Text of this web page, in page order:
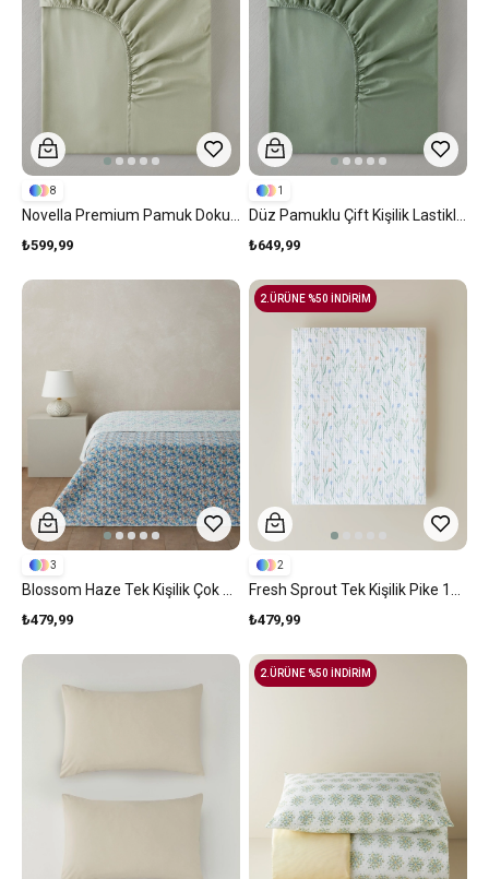
₺599,99
8
₺649,99
1
₺479,99
3
₺479,99
2
2.ÜRÜNE %50 İNDİRİM
2.ÜRÜNE %50 İNDİRİM